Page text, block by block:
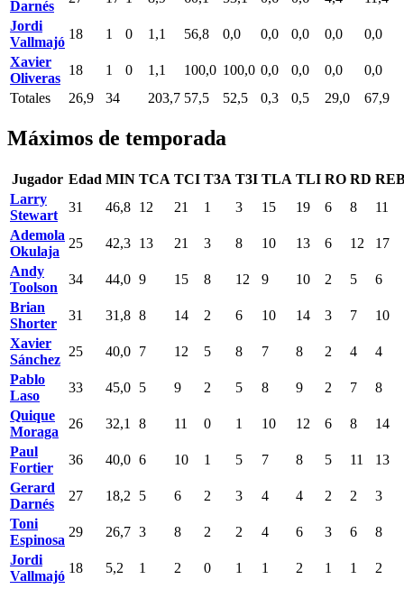
Darnés
Jordi
Vallmajó
18 1 0 1,1 56,8 0,0 0,0 0,0 0,0
0,0
Xavier
Oliveras
18 1 0 1,1 100,0 100,0 0,0 0,0 0,0
0,0
Totales
26,9 34 203,7 57,5 52,5 0,3 0,5 29,0 67,9
Máximos de temporada
Jugador Edad MIN TCA TCI T3A T3I TLA TLI RO RD
Larry
Stewart
31 46,8 12 21 1 3 15 19 6 8
11
Ademola
Okulaja
25 42,3 13 21 3 8 10 13 6 12
17
Andy
Toolson
34 44,0 9 15 8 12 9 10 2 5
6
Brian
Shorter
31 31,8 8 14 2 6 10 14 3 7
10
Xavier
Sánchez
25 40,0 7 12 5 8 7 8 2 4
4
Pablo
Laso
33 45,0 5 9 2 5 8 9 2 7
8
Quique
Moraga
26 32,1 8 11 0 1 10 12 6 8
14
Paul
Fortier
36 40,0 6 10 1 5 7 8 5 11
13
Gerard
Darnés
27 18,2 5 6 2 3 4 4 2 2
3
Toni
Espinosa
29 26,7 3 8 2 2 4 6 3 6
8
Jordi
Vallmajó
18 5,2 1 2 0 1 1 2 1 1
2